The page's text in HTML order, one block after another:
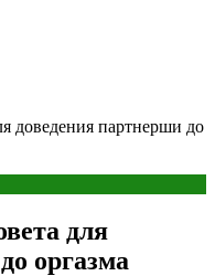
доведения партнерши до
для
оргазма